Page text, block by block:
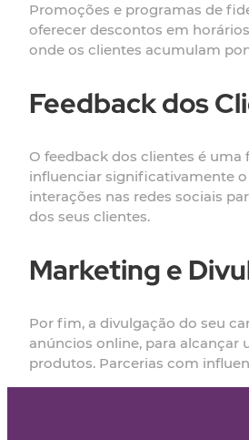
Promoções e programas de
oferecer descontos em
onde os clientes acumulam
Feedback dos
O feedback dos clientes é
influenciar significativamente o
interações nas redes sociais
dos seus clientes.
Marketing e
Por fim, a divulgação do seu
anúncios online, para alcançar
produtos. Parcerias com